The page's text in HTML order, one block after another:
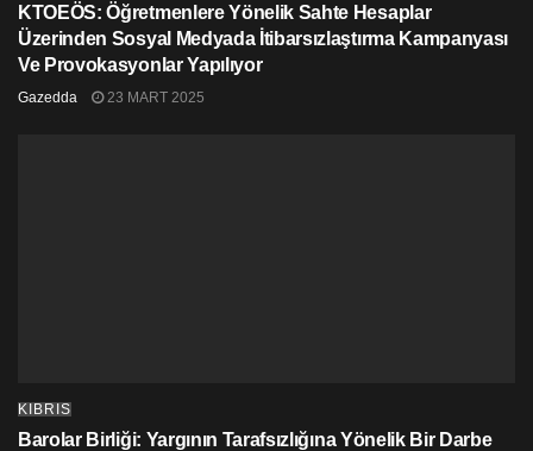
KTOEÖS: Öğretmenlere Yönelik Sahte Hesaplar
Üzerinden Sosyal Medyada İtibarsızlaştırma Kampanyası
Ve Provokasyonlar Yapılıyor
Gazedda 23 MART 2025
KIBRIS
Barolar Birliği: Yargının Tarafsızlığına Yönelik Bir Darbe